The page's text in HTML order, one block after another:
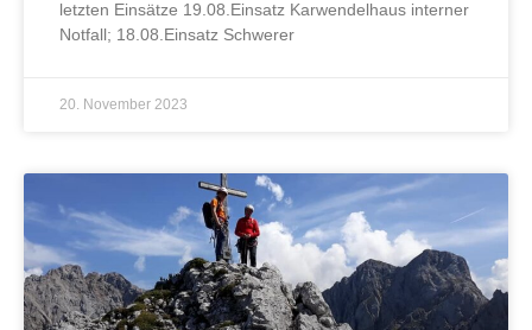
letzten Einsätze 19.08.Einsatz Karwendelhaus interner
Notfall; 18.08.Einsatz Schwerer
20. November 2023